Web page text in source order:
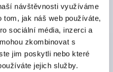
návštěvnosti využíváme
tom, jak náš web používáte,
sociální média, inzerci a
zkombinovat s
jim poskytli nebo které
jejich služby.
zakoupili
K0342